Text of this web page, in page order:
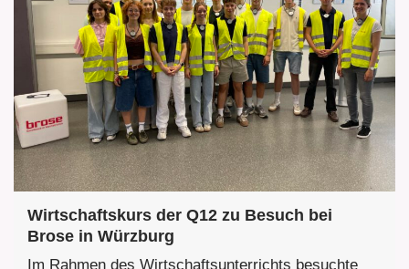
Wirtschaftskurs der Q12 zu Besuch bei
Brose in Würzburg
Im Rahmen des Wirtschaftsunterrichts besuchte